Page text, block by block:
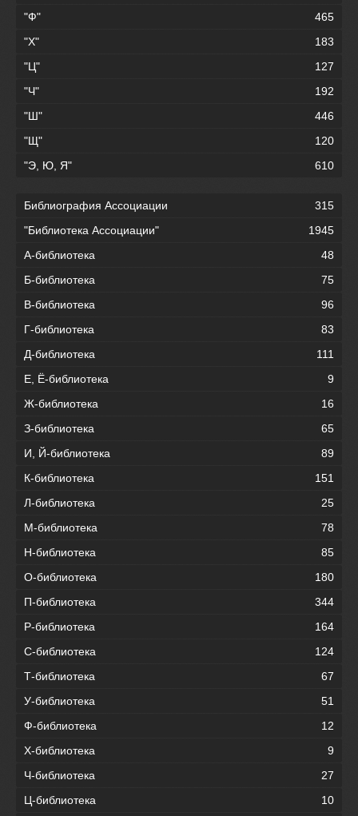
"Ф"
465
"Х"
183
"Ц"
127
"Ч"
192
"Ш"
446
"Щ"
120
"Э, Ю, Я"
610
Библиография Ассоциации
315
"Библиотека Ассоциации"
1945
А-библиотека
48
Б-библиотека
75
В-библиотека
96
Г-библиотека
83
Д-библиотека
111
Е, Ё-библиотека
9
Ж-библиотека
16
З-библиотека
65
И, Й-библиотека
89
К-библиотека
151
Л-библиотека
25
М-библиотека
78
Н-библиотека
85
О-библиотека
180
П-библиотека
344
Р-библиотека
164
С-библиотека
124
Т-библиотека
67
У-библиотека
51
Ф-библиотека
12
Х-библиотека
9
Ч-библиотека
27
Ц-библиотека
10